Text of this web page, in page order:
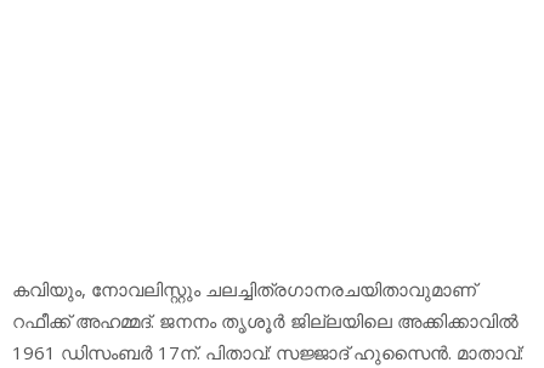
കവിയും, നോവലിസ്റ്റും ചലച്ചിത്രഗാനരചയിതാവുമാണ്
റഫീക്ക് അഹമ്മദ്. ജനനം തൃശൂര്‍ ജില്ലയിലെ അക്കിക്കാവില്‍
1961 ഡിസംബര്‍ 17ന്. പിതാവ്: സജ്ജാദ് ഹുസൈന്‍. മാതാവ്: